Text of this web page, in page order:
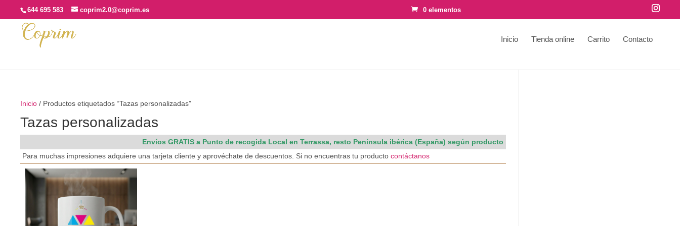
644 695 583 coprim2.0@coprim.es 0 elementos
Inicio Tienda online Carrito Contacto
Inicio / Productos etiquetados “Tazas personalizadas”
Tazas personalizadas
Envíos GRATIS a Punto de recogida Local en Terrassa, resto Península ibérica (España) según producto
Para muchas impresiones adquiere una tarjeta cliente y aprovéchate de descuentos. Si no encuentras tu productocontáctanos